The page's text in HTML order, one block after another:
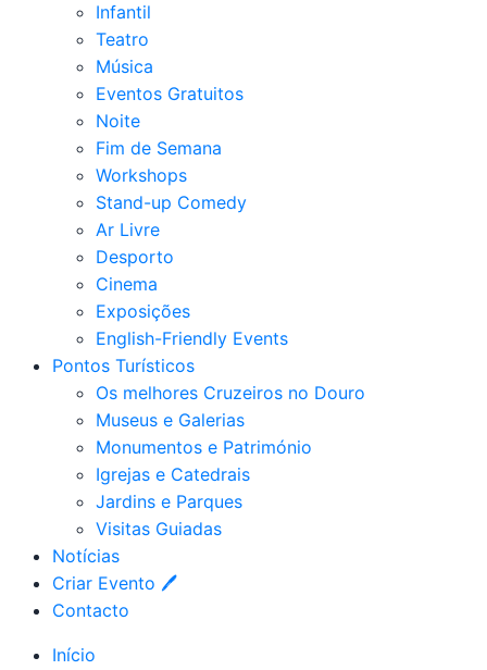
Infantil
Teatro
Música
Eventos Gratuitos
Noite
Fim de Semana
Workshops
Stand-up Comedy
Ar Livre
Desporto
Cinema
Exposições
English-Friendly Events
Pontos Turísticos
Os melhores Cruzeiros no Douro​
Museus e Galerias
Monumentos e Património
Igrejas e Catedrais
Jardins e Parques
Visitas Guiadas
Notícias
Criar Evento 🖊
Contacto
Início